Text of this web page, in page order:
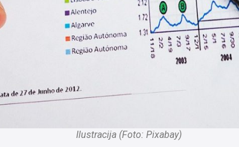
Ilustracija (Foto: Pixabay)